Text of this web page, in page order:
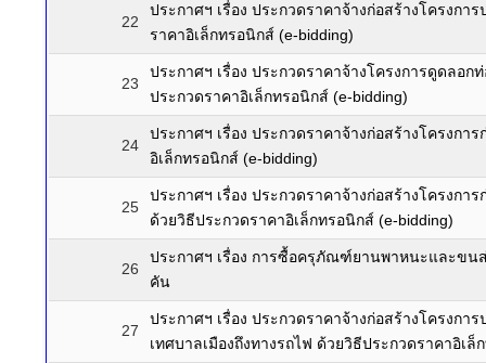
22
ประกาศฯ เรื่อง ประกวดราคาจ้างก่อสร้างโครงก
ราคาอิเล็กทรอนิกส์ (e-bidding)
23
ประกาศฯ เรื่อง ประกวดราคาจ้างโครงการดูดลอ
ประกวดราคาอิเล็กทรอนิกส์ (e-bidding)
24
ประกาศฯ เรื่อง ประกวดราคาจ้างก่อสร้างโครงก
อิเล็กทรอนิกส์ (e-bidding)
25
ประกาศฯ เรื่อง ประกวดราคาจ้างก่อสร้างโครงก
ด้วยวิธีประกวดราคาอิเล็กทรอนิกส์ (e-bidding)
26
ประกาศฯ เรื่อง การซื้อครุภัณฑ์ยานพาหนะและขน
คัน
27
ประกาศฯ เรื่อง ประกวดราคาจ้างก่อสร้างโครงก
เทศบาลเมืองถึงทางรถไฟ ด้วยวิธีประกวดราคาอิเล็